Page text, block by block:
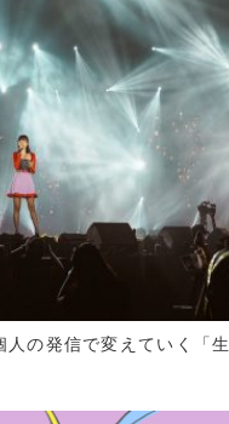
の発信で変えていく「生